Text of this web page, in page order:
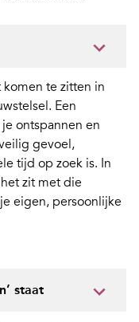
komen te zitten in
Een
ontspannen en
gevoel,
tijd op zoek is. In
zit met die
je eigen, persoonlijke
staat